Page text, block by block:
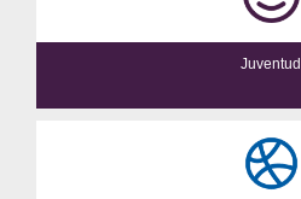
Juventud